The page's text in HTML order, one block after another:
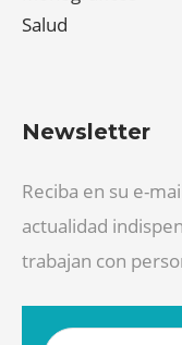
Salud
Newsletter
Reciba en su e-
actualidad
trabajan con